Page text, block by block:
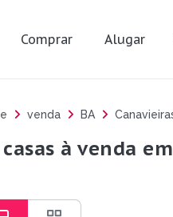
Comprar Alugar
venda BA
à venda